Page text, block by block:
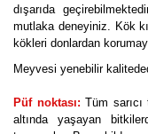
dışarıda
mutlaka deneyiniz. Kök
kökleri donlardan
Meyvesi yenebilir
Püf noktası: Tüm
altında yaşayan